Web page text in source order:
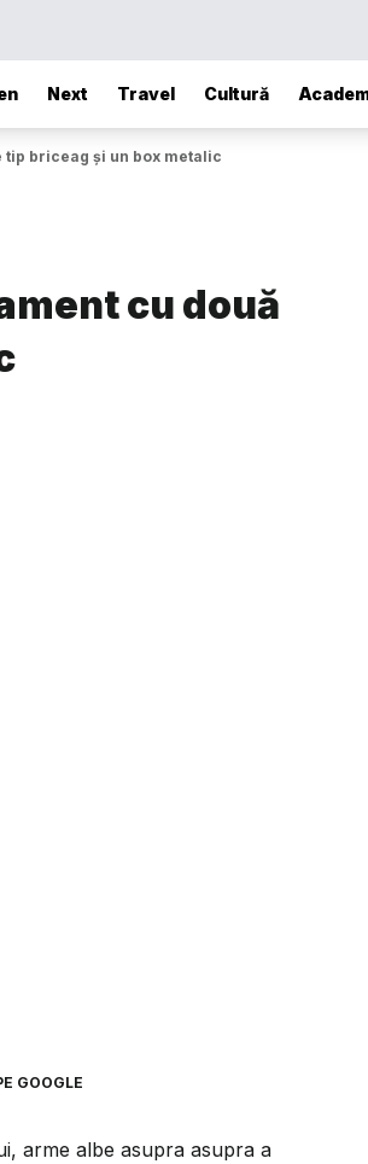
Next Travel Cultură
tip briceag și un box metalic
cu două
GOOGLE
arme albe asupra asupra a